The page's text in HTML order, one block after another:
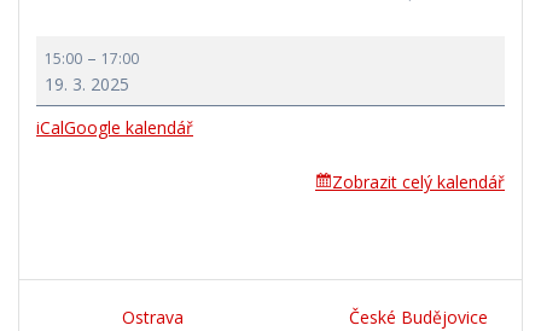
Brno
15:00 – 17:00
19. 3. 2025
iCalGoogle kalendář
Zobrazit celý kalendář
Navigace
Ostrava České Budějovice